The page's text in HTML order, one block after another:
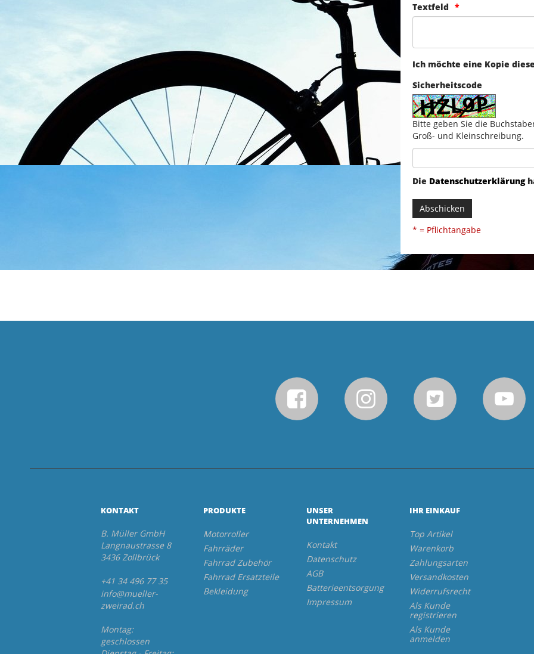
Textfeld
Ich möchte eine Kopie
Sicherheitscode
Bitte geben Sie die
Groß- und Kleinschreibung.
Die Datenschutzerklärung
Abschicken
* = Pflichtangabe
KONTAKT
B. Müller GmbH
Langnaustrasse 8
3436 Zollbrück
+41 34 496 77 35
info@mueller-
zweirad.ch
Montag:
geschlossen
PRODUKTE
Motorroller
Fahrräder
Fahrrad Zubehör
Fahrrad Ersatzteile
Bekleidung
UNSER
UNTERNEHMEN
Kontakt
Datenschutz
AGB
Batterieentsorgung
Impressum
IHR EINKAUF
Top Artikel
Warenkorb
Zahlungsarten
Versandkosten
Widerrufsrecht
Als Kunde
registrieren
Als Kunde
anmelden